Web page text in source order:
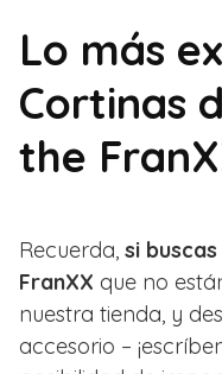
Lo más
Cortinas
the
Recuerda, si
FranXX que no
nuestra tienda, y
accesorio –